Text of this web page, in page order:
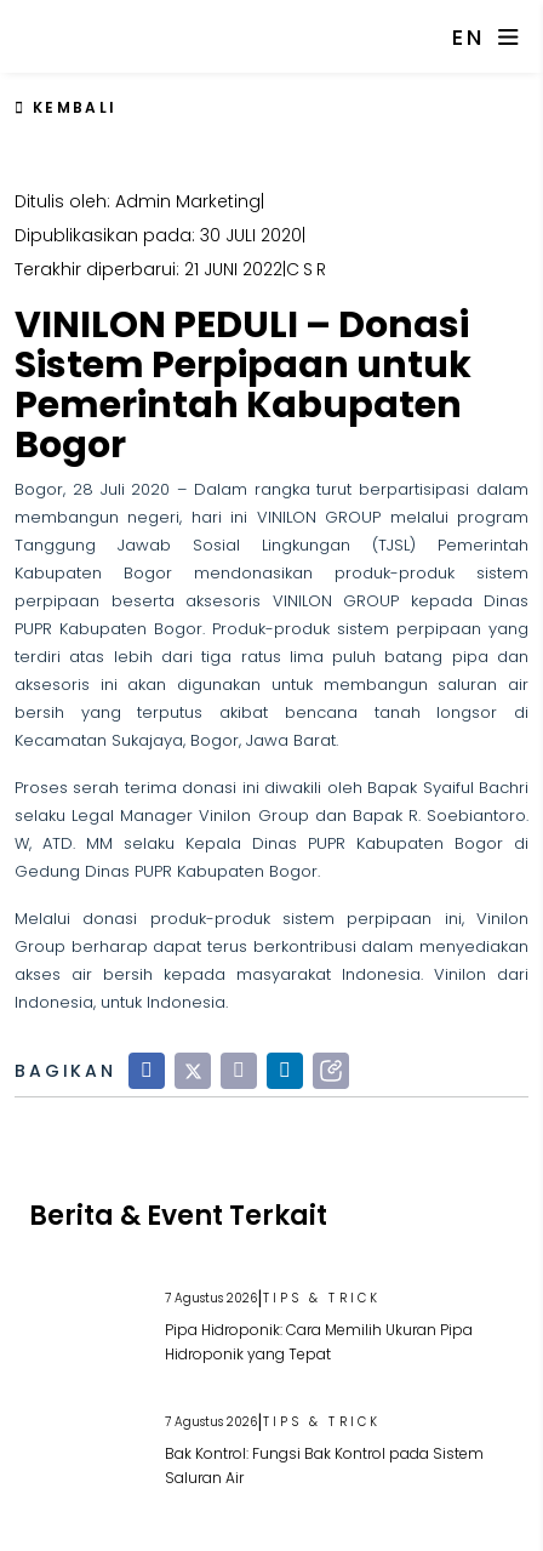
EN
KEMBALI
Ditulis oleh: Admin Marketing
Dipublikasikan pada: 30 JULI 2020
Terakhir diperbarui: 21 JUNI 2022 CSR
VINILON PEDULI – Donasi
Sistem Perpipaan untuk
Pemerintah Kabupaten
Bogor
Bogor, 28 Juli 2020 – Dalam rangka turut berpartisipasi dalam
membangun negeri, hari ini VINILON GROUP melalui program
Tanggung Jawab Sosial Lingkungan (TJSL) Pemerintah
Kabupaten Bogor mendonasikan produk-produk sistem
perpipaan beserta aksesoris VINILON GROUP kepada Dinas
PUPR Kabupaten Bogor. Produk-produk sistem perpipaan yang
terdiri atas lebih dari tiga ratus lima puluh batang pipa dan
aksesoris ini akan digunakan untuk membangun saluran air
bersih yang terputus akibat bencana tanah longsor di
Kecamatan Sukajaya, Bogor, Jawa Barat.
Proses serah terima donasi ini diwakili oleh Bapak Syaiful Bachri
selaku Legal Manager Vinilon Group dan Bapak R. Soebiantoro.
W, ATD. MM selaku Kepala Dinas PUPR Kabupaten Bogor di
Gedung Dinas PUPR Kabupaten Bogor.
Melalui donasi produk-produk sistem perpipaan ini, Vinilon
Group berharap dapat terus berkontribusi dalam menyediakan
akses air bersih kepada masyarakat Indonesia. Vinilon dari
Indonesia, untuk Indonesia.
BAGIKAN
Berita & Event Terkait
7 Agustus 2026|TIPS & TRICK
Pipa Hidroponik: Cara Memilih Ukuran Pipa
Hidroponik yang Tepat
7 Agustus 2026|TIPS & TRICK
Bak Kontrol: Fungsi Bak Kontrol pada Sistem
Saluran Air